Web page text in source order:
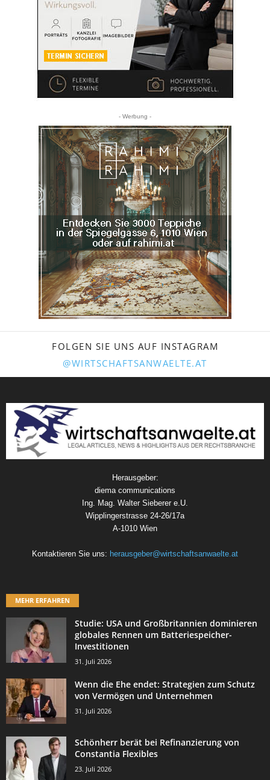
- Werbung -
FOLGEN SIE UNS AUF INSTAGRAM
@WIRTSCHAFTSANWAELTE.AT
Herausgeber:
diema communications
Ing. Mag. Walter Sieberer e.U.
Wipplingerstrasse 24-26/17a
A-1010 Wien
Kontaktieren Sie uns: herausgeber@wirtschaftsanwaelte.at
MEHR ERFAHREN
Studie: USA und Großbritannien dominieren
globales Rennen um Batteriespeicher-
Investitionen
31. Juli 2026
Wenn die Ehe endet: Strategien zum Schutz
von Vermögen und Unternehmen
31. Juli 2026
Schönherr berät bei Refinanzierung von
Constantia Flexibles
23. Juli 2026